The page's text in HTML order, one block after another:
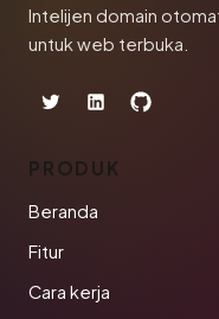
Intelijen domain
untuk web terbuka.
PRODUK
Beranda
Fitur
Cara kerja